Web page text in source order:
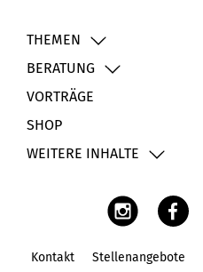
THEMEN
BERATUNG
VORTRÄGE
SHOP
WEITERE INHALTE
Kontakt Stellenangebote